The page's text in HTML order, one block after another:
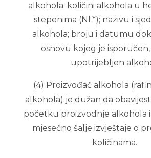
alkohola; količini alkohola u
stepenima (NL*); nazivu i
alkohola; broju i datumu
osnovu kojeg je
upotrijebljen
(4) Proizvođač alkohola
alkohola) je dužan da
početku proizvodnje alkohola
mjesečno šalje izvještaje o
količinama.